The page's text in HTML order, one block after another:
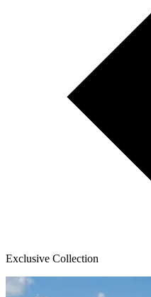
Exclusive Collection